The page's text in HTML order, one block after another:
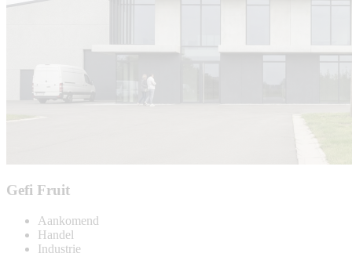
Gefi Fruit
Aankomend
Handel
Industrie